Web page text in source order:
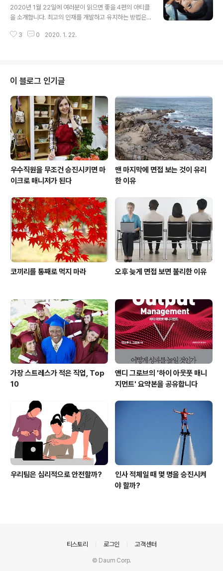
tes at work hurt employee productivity? What m
ight seem like time-wasters on the surface may
2020년 1월 22일에 여러분이 읽으면 좋을 4편의 아티클
을 소개합니다. 최고의 인재를 개발하고 유지하는 방법은?
Are you giving your employees enough opport
But you should think twice before offering advic
e. www.fastcompany.com 미션 스테이트먼트를 만들
기 위한 3가지 팁 How to Create a Mi..
3 0 2020. 1. 22.
이 블로그 인기글
우수직원을 무조건 승진시키면 마
이크로 매니저가 된다
맨 마지막에 면접 보는 것이 유리
한 이유
코끼리를 통째로 먹지 마라 오후 늦게 면접 보면 불리한 이유
가장 스트레스가 적은 직업, Top
10
앤디 그로브의 '하이 아웃풋 매니
지먼트' 요약본을 공유합니다
우리팀은 심리적으로 안전할까?
인사 적체일 때 몇 명을 승진시켜
야 할까?
티스토리 로그인 고객센터
© Daum Corp.